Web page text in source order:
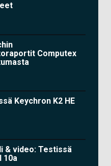
Computex
Keychron K2 HE
& video: Testissä
10a